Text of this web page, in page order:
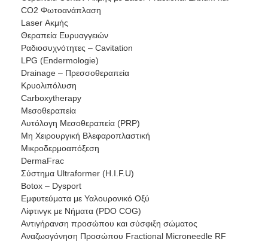
CO2 Φωτοανάπλαση
Laser Ακμής
Θεραπεία Eυρυαγγειών
Ραδιοσυχνότητες – Cavitation
LPG (Endermologie)
Drainage – Πρεσσοθεραπεία
Κρυολιπόλυση
Carboxytherapy
Μεσοθεραπεία
Αυτόλογη Μεσοθεραπεία (PRP)
Μη Χειρουργική Βλεφαροπλαστική
Μικροδερμοαπόξεση
DermaFrac
Σύστημα Ultraformer (H.I.F.U)
Βotox – Dysport
Εμφυτεύματα με Υαλουρονικό Οξύ
Λίφτινγκ με Νήματα (PDO COG)
Aντιγήρανση προσώπου και σύσφιξη σώματος
Αναζωογόνηση Προσώπου Fractional Microneedle RF